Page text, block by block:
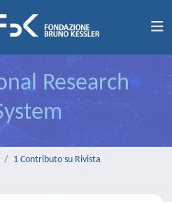
Research
1 Contributo su Rivista